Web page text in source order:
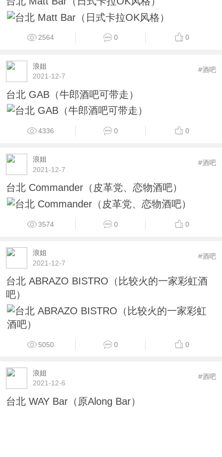
2564 0 0
浪姐
2021-12-7
#酒吧
台北 GAB（牛郎酒吧可带走）
4336 0 0
浪姐
2021-12-7
#酒吧
台北 Commander（皮革党、恋物酒吧）
3574 0 0
浪姐
2021-12-7
#酒吧
台北 ABRAZO BISTRO（比较火的一家彩虹酒
吧）
5050 0 0
浪姐
2021-12-6
#酒吧
台北 WAY Bar（原Along Bar）